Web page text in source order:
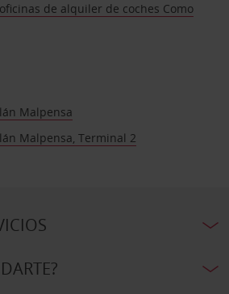
de alquiler de coches Como
Malpensa
Malpensa, Terminal 2